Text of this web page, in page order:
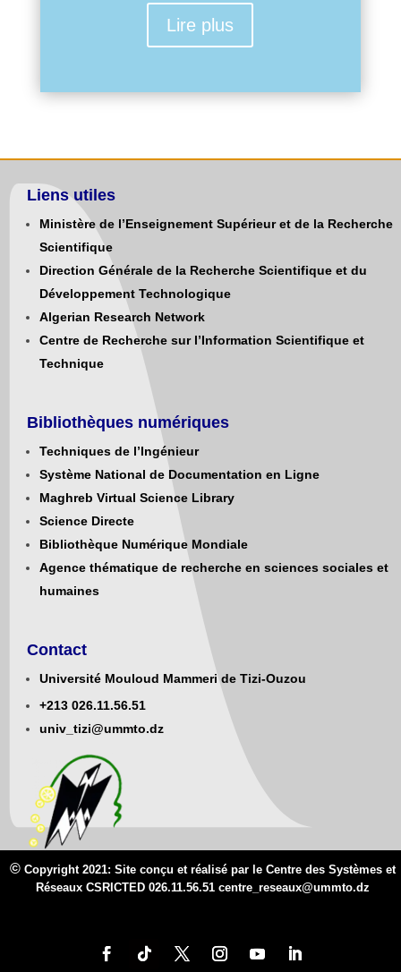
Lire plus
Liens utiles
Ministère de l’Enseignement Supérieur et de la Recherche
Scientifique
Direction Générale de la Recherche Scientifique et du
Développement Technologique
Algerian Research Network
Centre de Recherche sur l’Information Scientifique et
Technique
Bibliothèques numériques
Techniques de l’Ingénieur
Système National de Documentation en Ligne
Maghreb Virtual Science Library
Science Directe
Bibliothèque Numérique Mondiale
Agence thématique de recherche en sciences sociales et
humaines
Contact
Université Mouloud Mammeri de Tizi-Ouzou
+213 026.11.56.51
univ_tizi@ummto.dz
© Copyright 2021: Site conçu et réalisé par le Centre des Systèmes et
Réseaux CSRICTED 026.11.56.51 centre_reseaux@ummto.dz